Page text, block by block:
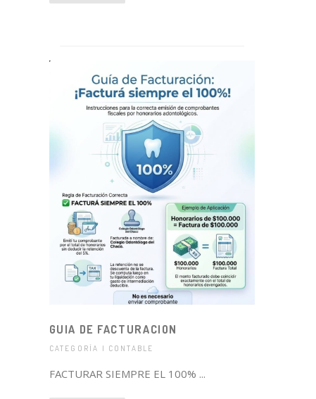
GUIA DE FACTURACION
CATEGORÍA | CONTABLE
FACTURAR SIEMPRE EL 100% ...